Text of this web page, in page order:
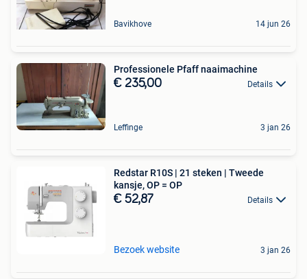
Bavikhove 14 jun 26
Professionele Pfaff naaimachine
€ 235,00 Details
Leffinge 3 jan 26
Redstar R10S | 21 steken | Tweede
kansje, OP = OP
€ 52,87 Details
Bezoek website 3 jan 26